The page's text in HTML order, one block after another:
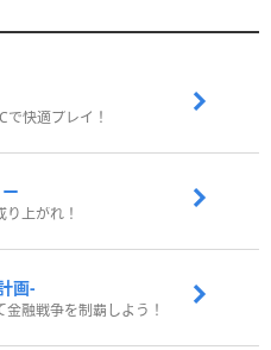
で快適プレイ！
上がれ！
画-
融戦争を制覇しよう！